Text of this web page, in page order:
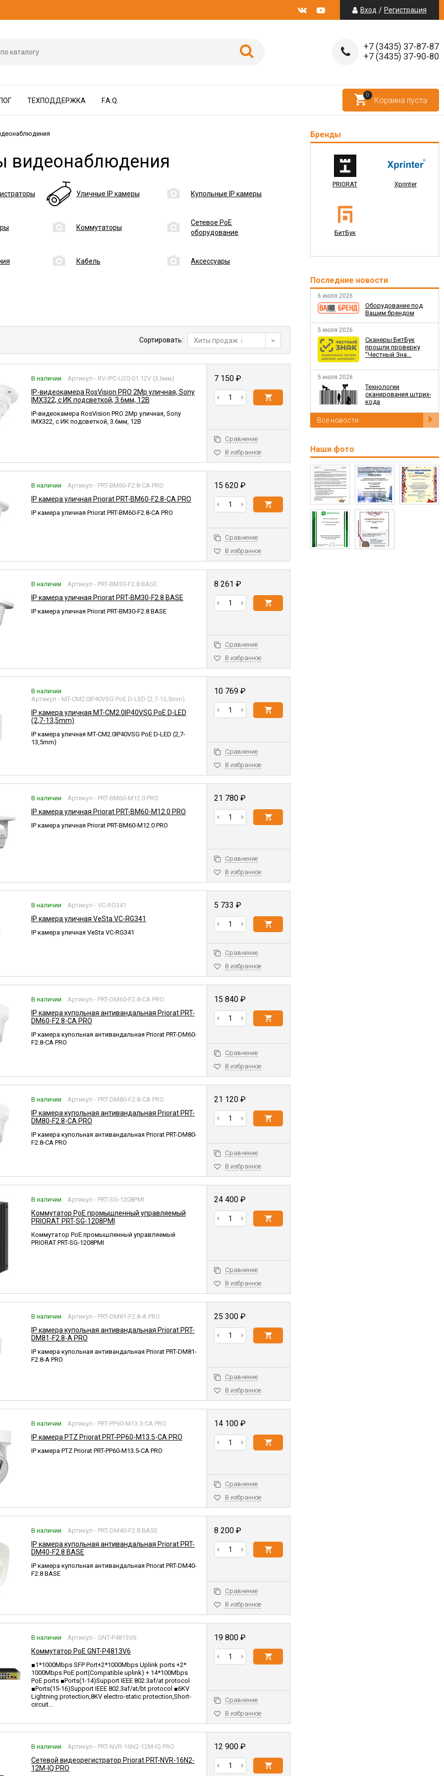
Вход / Регистрация
+7 (3435) 37-87-87
+7 (3435) 37-90-80
Корзина пуста
0
ТЕХПОДДЕРЖКА F.A.Q.
видеонаблюдения
Уличные IP камеры Купольные IP камеры
Коммутаторы
Сетевое PoE
оборудование
Кабель Аксессуары
Сортировать: Хиты продаж
В наличии Артикул - RV-IPC-U20-01 12V (3,6мм)
IP-видеокамера RosVision PRO 2Mp уличная, Sony
IMX322, c ИК подсветкой, 3.6мм, 12В
IP-видеокамера RosVision PRO 2Mp уличная, Sony
IMX322, c ИК подсветкой, 3.6мм, 12В
7 150 ₽
Сравнение
В избранное
В наличии Артикул - PRT-BM60-F2.8-CA PRO
IP камера уличная Priorat PRT-BM60-F2.8-CA PRO
IP камера уличная Priorat PRT-BM60-F2.8-CA PRO
15 620 ₽
Сравнение
В избранное
В наличии Артикул - PRT-BM30-F2.8 BASE
IP камера уличная Priorat PRT-BM30-F2.8 BASE
IP камера уличная Priorat PRT-BM30-F2.8 BASE
8 261 ₽
Сравнение
В избранное
В наличии
Артикул - MT-CM2.0IP40VSG PoE D-LED (2,7-13,5mm)
IP камера уличная MT-CM2.0IP40VSG PoE D-LED
(2,7-13,5mm)
IP камера уличная MT-CM2.0IP40VSG PoE D-LED (2,7-
13,5mm)
10 769 ₽
Сравнение
В избранное
В наличии Артикул - PRT-BM60-M12.0 PRO
IP камера уличная Priorat PRT-BM60-M12.0 PRO
IP камера уличная Priorat PRT-BM60-M12.0 PRO
21 780 ₽
Сравнение
В избранное
В наличии Артикул - VC-RG341
IP камера уличная VeSta VC-RG341
IP камера уличная VeSta VC-RG341
5 733 ₽
Сравнение
В избранное
В наличии Артикул - PRT-DM60-F2.8-CA PRO
IP камера купольная антивандальная Priorat PRT-
DM60-F2.8-CA PRO
IP камера купольная антивандальная Priorat PRT-DM60-
F2.8-CA PRO
15 840 ₽
Сравнение
В избранное
В наличии Артикул - PRT-DM80-F2.8-CA PRO
IP камера купольная антивандальная Priorat PRT-
DM80-F2.8-CA PRO
IP камера купольная антивандальная Priorat PRT-DM80-
F2.8-CA PRO
21 120 ₽
Сравнение
В избранное
В наличии Артикул - PRT-SG-1208PMI
Коммутатор PoE промышленный управляемый
PRIORAT PRT-SG-1208PMI
Коммутатор PoE промышленный управляемый
PRIORAT PRT-SG-1208PMI
24 400 ₽
Сравнение
В избранное
В наличии Артикул - PRT-DM81-F2.8-A PRO
IP камера купольная антивандальная Priorat PRT-
DM81-F2.8-A PRO
IP камера купольная антивандальная Priorat PRT-DM81-
F2.8-A PRO
25 300 ₽
Сравнение
В избранное
В наличии Артикул - PRT-PP60-M13.5-CA PRO
IP камера PTZ Priorat PRT-PP60-M13.5-CA PRO
IP камера PTZ Priorat PRT-PP60-M13.5-CA PRO
14 100 ₽
Сравнение
В избранное
В наличии Артикул - PRT-DM40-F2.8 BASE
IP камера купольная антивандальная Priorat PRT-
DM40-F2.8 BASE
IP камера купольная антивандальная Priorat PRT-DM40-
F2.8 BASE
8 200 ₽
Сравнение
В избранное
В наличии Артикул - GNT-P4813V6
Коммутатор PoE GNT-P4813V6
■1*1000Mbps SFP Port+2*1000Mbps Uplink ports +2*
1000Mbps PoE port(Compatible uplink) + 14*100Mbps
PoE ports ■Ports(1-14)Support IEEE 802.3af/at protocol
■Ports(15-16)Support IEEE 802.3af/at/bt protocol ■6KV
Lightning protection,8KV electro-static protection,Short-
circuit...
19 800 ₽
Сравнение
В избранное
В наличии Артикул - PRT-NVR-16N2-12M-IQ PRO
Сетевой видеорегистратор Priorat PRT-NVR-16N2-
12M-IQ PRO
12 900 ₽
Бренды
PRIORAT Xprinter
БитБук
Последние новости
6 июля 2026
Оборудование под
Вашим брендом
5 июля 2026
Сканеры БитБук
прошли проверку
"Честный Зна...
5 июля 2026
​Технологии
сканирования штрих-
кода
Все новости
Наши фото